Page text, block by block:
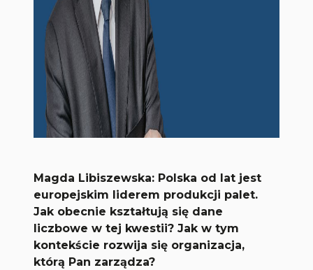
Magda Libiszewska: Polska od lat jest
europejskim liderem produkcji palet.
Jak obecnie kształtują się dane
liczbowe w tej kwestii? Jak w tym
kontekście rozwija się organizacja,
którą Pan zarządza?